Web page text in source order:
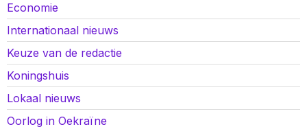
Economie
Internationaal nieuws
Keuze van de redactie
Koningshuis
Lokaal nieuws
Oorlog in Oekraïne